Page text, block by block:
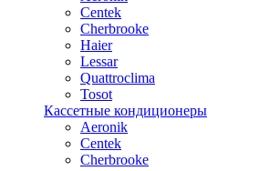
Centek
Cherbrooke
Haier
Lessar
Quattroclima
Tosot
Кассетные кондиционеры
Aeronik
Centek
Cherbrooke